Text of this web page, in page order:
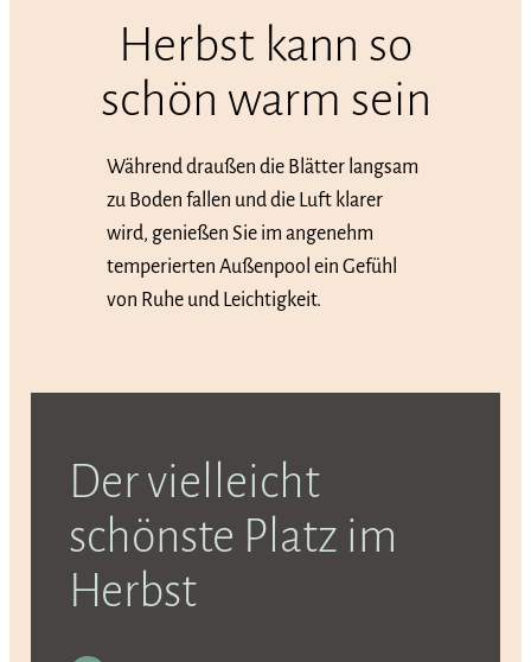
Herbst kann so
schön warm sein
Während draußen die Blätter langsam
zu Boden fallen und die Luft klarer
wird, genießen Sie im angenehm
temperierten Außenpool ein Gefühl
von Ruhe und Leichtigkeit.
Der vielleicht
schönste Platz im
Herbst